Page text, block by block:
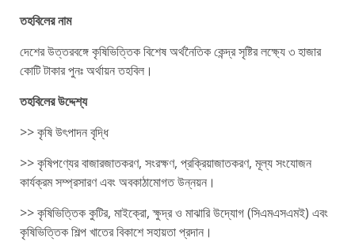
তহবিলের নাম
দেশের উত্তরবঙ্গে কৃষিভিত্তিক বিশেষ অর্থনৈতিক কেন্দ্র সৃষ্টির লক্ষ্যে ৩ হাজার
কোটি টাকার পুনঃ অর্থায়ন তহবিল।
তহবিলের উদ্দেশ্য
>> কৃষি উৎপাদন বৃদ্ধি
>> কৃষিপণ্যের বাজারজাতকরণ, সংরক্ষণ, প্রক্রিয়াজাতকরণ, মূল্য সংযোজন
কার্যক্রম সম্প্রসারণ এবং অবকাঠামোগত উন্নয়ন।
>> কৃষিভিত্তিক কুটির, মাইক্রো, ক্ষুদ্র ও মাঝারি উদ্যোগ (সিএমএসএমই) এবং
কৃষিভিত্তিক শিল্প খাতের বিকাশে সহায়তা প্রদান।